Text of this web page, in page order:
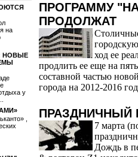
на
НОВЫЕ
у
,
ПРОГРАММУ
ПРОДОЛЖАТ
ход ее
продлить ее еще на
составной частью
города на 2012-2016
ПРАЗДНИЧНЫЙ
7 марта
Дождь в